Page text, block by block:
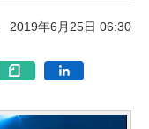
2019年6月25日 06:30